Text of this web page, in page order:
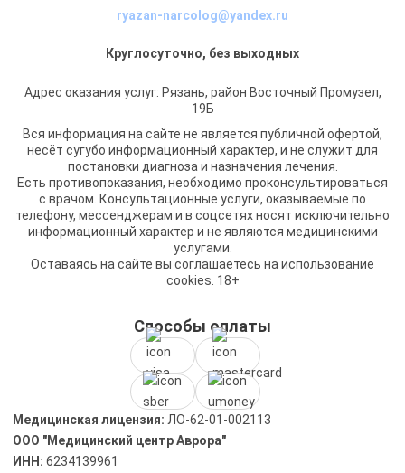
ryazan-narcolog@yandex.ru
Круглосуточно, без выходных
Адрес оказания услуг: Рязань, район Восточный Промузел,
19Б
Вся информация на сайте не является публичной офертой,
несёт сугубо информационный характер, и не служит для
постановки диагноза и назначения лечения.
Есть противопоказания, необходимо проконсультироваться
с врачом. Консультационные услуги, оказываемые по
телефону, мессенджерам и в соцсетях носят исключительно
информационный характер и не являются медицинскими
услугами.
Оставаясь на сайте вы соглашаетесь на использование
cookies. 18+
Медицинская лицензия: ЛО-62-01-002113
ООО "Медицинский центр Аврора"
ИНН: 6234139961
Способы оплаты